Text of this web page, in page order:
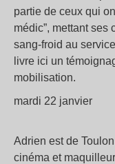
partie de ceux qui
médic”, mettant ses
sang-froid au
livre ici un
mobilisation.
mardi 22 janvier
Adrien est de
cinéma et